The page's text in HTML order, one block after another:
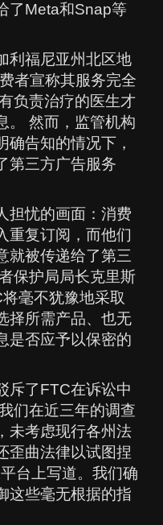
了Meta和Snap等
利福尼亚州北区地
者宣称其服务完全
负责治疗的医生才
。 然而，监管机构
确告知的情况下，
第三方广告服务
担忧的画面：消费
重复订阅，而他们
就被传递给了第三
保护局局长克里斯
毫不犹豫地采取
择所需产品、也无
是否应予以保密的
斥了FTC在诉讼中
们在近三年的调查
未考虑现行各州法
歪曲法律以试图捏
台上写道。我们确
这些毫无根据的指